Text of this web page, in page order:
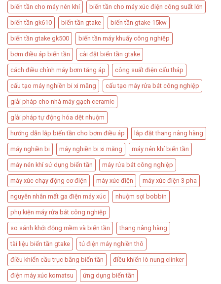
biến tần cho máy nén khí biến tần cho máy xúc điện công suất lớn
biến tần gk610 biến tần gtake biến tần gtake 15kw
biến tần gtake gk500 biến tần máy khuấy công nghiệp
bơm điều áp biến tần​ cài đặt biến tần gtake
cách điều chỉnh máy bơm tăng áp​ công suất điện cẩu tháp​
cấu tạo máy nghiền bi xi măng cấu tạo máy rửa bát công nghiệp
giải pháp cho nhà máy gạch ceramic
gỉải pháp tự động hóa dệt nhuộm
hướng dẫn lắp biến tần cho bơm điều áp lắp đặt thang nâng hàng​
máy nghiền bi máy nghiền bi xi măng máy nén khí biến tần
máy nén khí sử dụng biến tần máy rửa bát công nghiệp
máy xúc chạy động cơ điện máy xúc điện máy xúc điện 3 pha
nguyên nhân mất ga điện máy xúc nhuộm sợi bobbin
phụ kiện máy rửa bát công nghiệp
so sánh khởi động mềm và biến tần thang nâng hàng
tài liệu biến tần gtake tủ điện máy nghiền thô
điều khiển cầu trục bằng biến tần điều khiển lò nung clinker
điện máy xúc komatsu ứng dụng biến tần